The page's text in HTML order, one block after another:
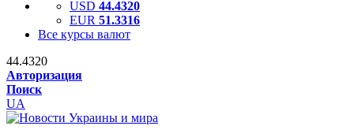
USD 44.4320
EUR 51.3316
Все курсы валют
44.4320
Авторизация
Поиск
UA